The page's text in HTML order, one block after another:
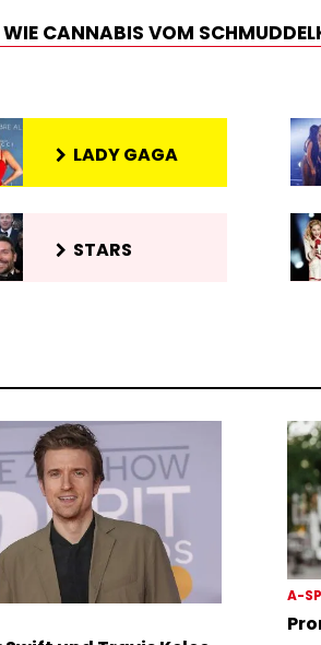
CANNABIS VOM
LADY GAGA
STARS
A-